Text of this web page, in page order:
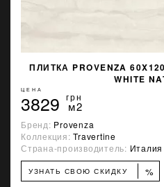
ПЛИТКА PROVENZA
WHITE
ЦЕНА
3829 грн
м2
Бренд: Provenza
Коллекция:Travertine
Страна-производитель: Италия
УЗНАТЬ СВОЮ СКИДКУ %